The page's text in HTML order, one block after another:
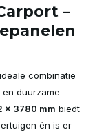
–
combinatie
duurzame
x 3780 mm biedt
én is er